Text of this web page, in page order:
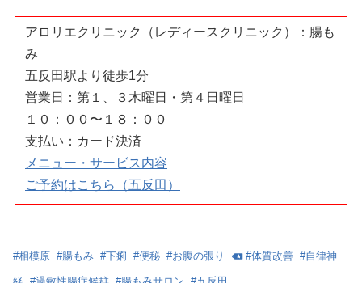
アロリエクリニック（レディースクリニック）：腸も
み
五反田駅より徒歩1分
営業日：第１、３木曜日・第４日曜日
１０：００〜１８：００
支払い：カード決済
メニュー・サービス内容
ご予約はこちら（五反田）
#相模原 #腸もみ #下痢 #便秘 #お腹の張り #体質改善 #自律神